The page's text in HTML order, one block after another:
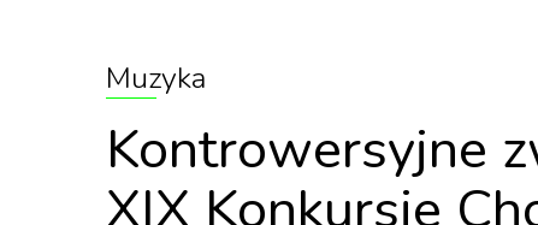
Muzyka
Kontrowersyjne
XIX Konkursie